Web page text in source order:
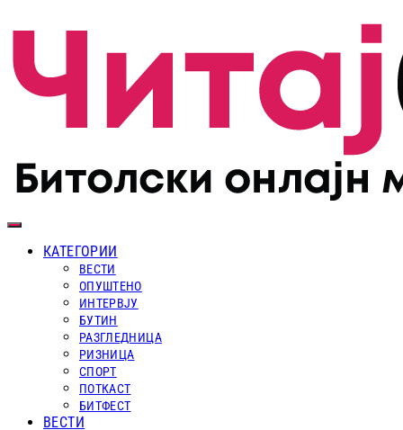
КАТЕГОРИИ
ВЕСТИ
ОПУШТЕНО
ИНТЕРВЈУ
БУТИН
РАЗГЛЕДНИЦА
РИЗНИЦА
СПОРТ
ПОТКАСТ
БИТФЕСТ
ВЕСТИ